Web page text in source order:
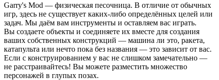
Garry's Mod — физическая песочница. В отличие от обычных
игр, здесь не существует каких-либо определённых целей или
задач. Мы даём вам инструменты и оставляем вас играть.
Вы создаете объекты и соединяете их вместе для создания
ваших собственных конструкций — машина ли это, ракета,
катапульта или нечто пока без названия — это зависит от вас.
Если с конструированием у вас не слишком замечательно —
не расстраивайтесь! Вы можете разместить множество
персонажей в глупых позах.